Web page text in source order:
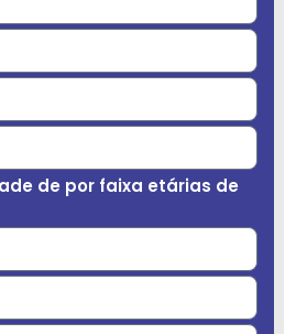
de por faixa etárias de